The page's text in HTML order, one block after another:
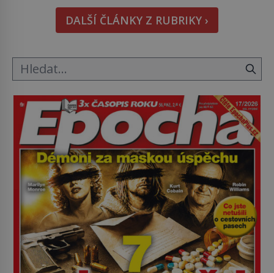
hmatatelnějšího. Naprosto rekordní kometu!
Astronomové Pedro Bernardinelli a Gary Bernstein
mravenčí prací zkoumají archivní snímky v rámci
DALŠÍ ČLÁNKY Z RUBRIKY ›